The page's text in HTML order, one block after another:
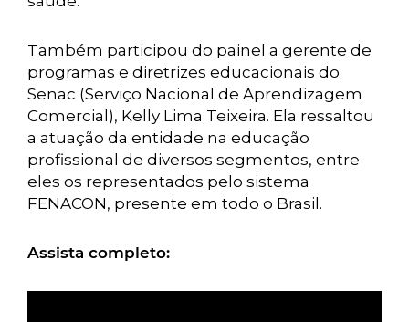
Também participou do painel a gerente de
programas e diretrizes educacionais do
Senac (Serviço Nacional de Aprendizagem
Comercial), Kelly Lima Teixeira. Ela ressaltou
a atuação da entidade na educação
profissional de diversos segmentos, entre
eles os representados pelo sistema
FENACON, presente em todo o Brasil.
Assista completo: